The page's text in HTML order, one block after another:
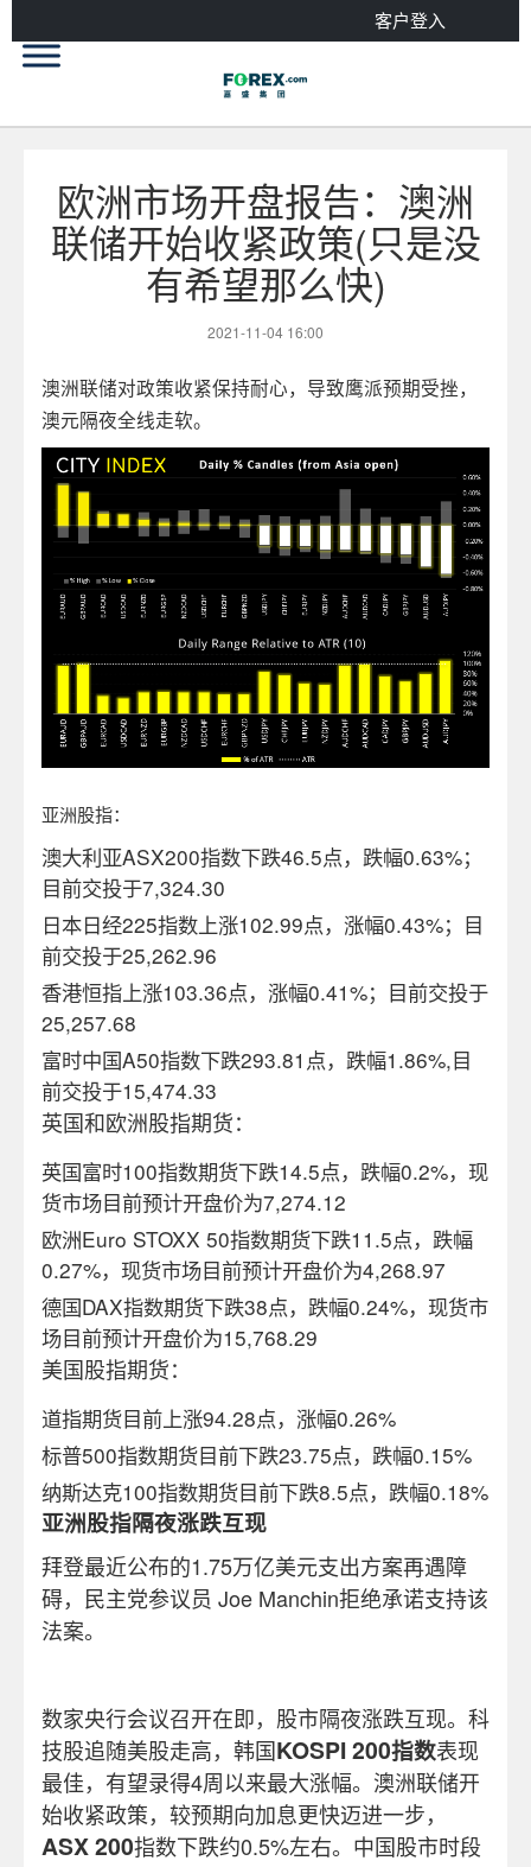
客户登入
欧洲市场开盘报告：澳洲
联储开始收紧政策(只是没
有希望那么快)
2021-11-04 16:00
澳洲联储对政策收紧保持耐心，导致鹰派预期受挫，
澳元隔夜全线走软。
亚洲股指：
澳大利亚ASX200指数下跌46.5点， 跌幅0.63%；
目前交投于7,324.30
日本日经225指数上涨102.99点，涨幅0.43%； 目
前交投于25,262.96
香港恒指上涨103.36点，涨幅0.41%；目前交投于
25,257.68
富时中国A50指数下跌293.81点，跌幅1.86%,目
前交投于15,474.33
英国和欧洲股指期货：
英国富时100指数期货下跌14.5点，跌幅0.2%，现
货市场目前预计开盘价为7,274.12
欧洲Euro STOXX 50指数期货下跌11.5点，跌幅
0.27%，现货市场目前预计开盘价为4,268.97
德国DAX指数期货下跌38点，跌幅0.24%，现货市
场目前预计开盘价为15,768.29
美国股指期货：
道指期货目前上涨94.28点，涨幅0.26%
标普500指数期货目前下跌23.75点，跌幅0.15%
纳斯达克100指数期货目前下跌8.5点，跌幅0.18%
亚洲股指隔夜涨跌互现
拜登最近公布的1.75万亿美元支出方案再遇障
碍，民主党参议员 Joe Manchin拒绝承诺支持该
法案。
数家央行会议召开在即，股市隔夜涨跌互现。科
技股追随美股走高，韩国KOSPI 200指数表现
最佳，有望录得4周以来最大涨幅。澳洲联储开
始收紧政策，较预期向加息更快迈进一步，
ASX 200指数下跌约0.5%左右。中国股市时段